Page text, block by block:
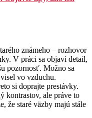
známeho – rozhovor
V práci sa objaví detail,
pozornosť. Možno sa
vo vzduchu.
si doprajte prestávky.
kontrastov, ale práve to
že staré väzby majú stále